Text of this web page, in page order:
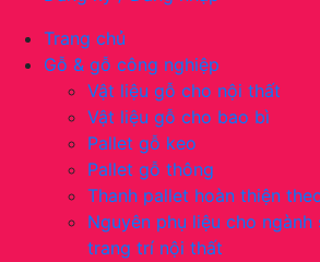
Trang chủ
Gỗ & gỗ công nghiệp
Vật liệu gỗ cho nội thất
Vật liệu gỗ cho bao bì
Pallet gỗ keo
Pallet gỗ thông
Thanh pallet hoàn thiện
Nguyên phụ liệu cho
trang trí nội thất